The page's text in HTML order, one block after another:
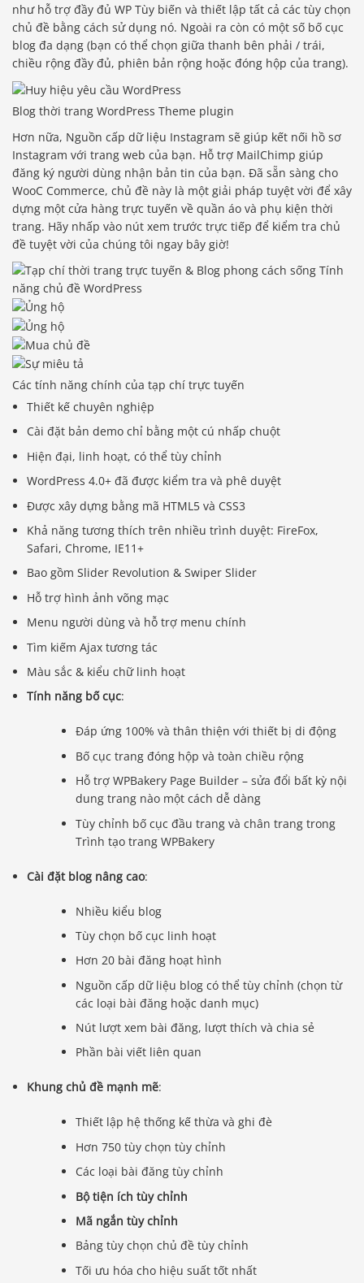
như hỗ trợ đầy đủ WP Tùy biến và thiết lập tất cả các tùy chọn
chủ đề bằng cách sử dụng nó. Ngoài ra còn có một số bố cục
blog đa dạng (bạn có thể chọn giữa thanh bên phải / trái,
chiều rộng đầy đủ, phiên bản rộng hoặc đóng hộp của trang).
Blog thời trang WordPress Theme plugin
Hơn nữa, Nguồn cấp dữ liệu Instagram sẽ giúp kết nối hồ sơ
Instagram với trang web của bạn. Hỗ trợ MailChimp giúp
đăng ký người dùng nhận bản tin của bạn. Đã sẵn sàng cho
WooC Commerce, chủ đề này là một giải pháp tuyệt vời để xây
dựng một cửa hàng trực tuyến về quần áo và phụ kiện thời
trang. Hãy nhấp vào nút xem trước trực tiếp để kiểm tra chủ
đề tuyệt vời của chúng tôi ngay bây giờ!
Các tính năng chính của tạp chí trực tuyến
Thiết kế chuyên nghiệp
Cài đặt bản demo chỉ bằng một cú nhấp chuột
Hiện đại, linh hoạt, có thể tùy chỉnh
WordPress 4.0+ đã được kiểm tra và phê duyệt
Được xây dựng bằng mã HTML5 và CSS3
Khả năng tương thích trên nhiều trình duyệt: FireFox,
Safari, Chrome, IE11+
Bao gồm Slider Revolution & Swiper Slider
Hỗ trợ hình ảnh võng mạc
Menu người dùng và hỗ trợ menu chính
Tìm kiếm Ajax tương tác
Màu sắc & kiểu chữ linh hoạt
Tính năng bố cục:
Đáp ứng 100% và thân thiện với thiết bị di động
Bố cục trang đóng hộp và toàn chiều rộng
Hỗ trợ WPBakery Page Builder – sửa đổi bất kỳ nội
dung trang nào một cách dễ dàng
Tùy chỉnh bố cục đầu trang và chân trang trong
Trình tạo trang WPBakery
Cài đặt blog nâng cao:
Nhiều kiểu blog
Tùy chọn bố cục linh hoạt
Hơn 20 bài đăng hoạt hình
Nguồn cấp dữ liệu blog có thể tùy chỉnh (chọn từ
các loại bài đăng hoặc danh mục)
Nút lượt xem bài đăng, lượt thích và chia sẻ
Phần bài viết liên quan
Khung chủ đề mạnh mẽ:
Thiết lập hệ thống kế thừa và ghi đè
Hơn 750 tùy chọn tùy chỉnh
Các loại bài đăng tùy chỉnh
Bộ tiện ích tùy chỉnh
Mã ngắn tùy chỉnh
Bảng tùy chọn chủ đề tùy chỉnh
Tối ưu hóa cho hiệu suất tốt nhất